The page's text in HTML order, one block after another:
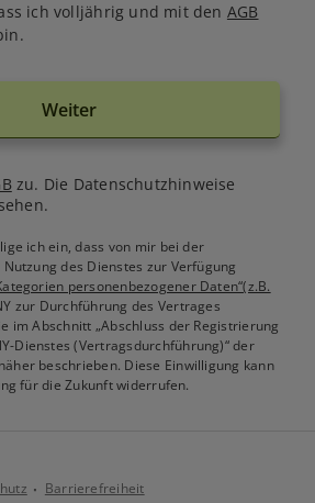
ich volljährig und mit den AGB
Weiter
zu. Die Datenschutzhinweise
ich ein, dass von mir bei der
des Dienstes zur Verfügung
personenbezogener Daten“(z.B.
zur Durchführung des Vertrages
im Abschnitt „Abschluss der Registrierung
Dienstes (Vertragsdurchführung)“ der
näher beschrieben. Diese Einwilligung kann
für die Zukunft widerrufen.
Barrierefreiheit